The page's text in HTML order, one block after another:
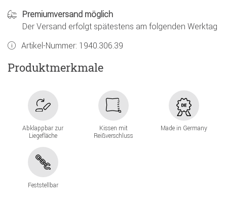
Premiumversand möglich
Der Versand erfolgt spätestens am folgenden Werktag
Artikel-Nummer: 1940.306.39
Produktmerkmale
Abklappbar zur
Liegefläche
Kissen mit
Reißverschluss
Made in Germany
Feststellbar